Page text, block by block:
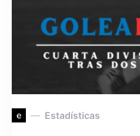
e Estadísticas